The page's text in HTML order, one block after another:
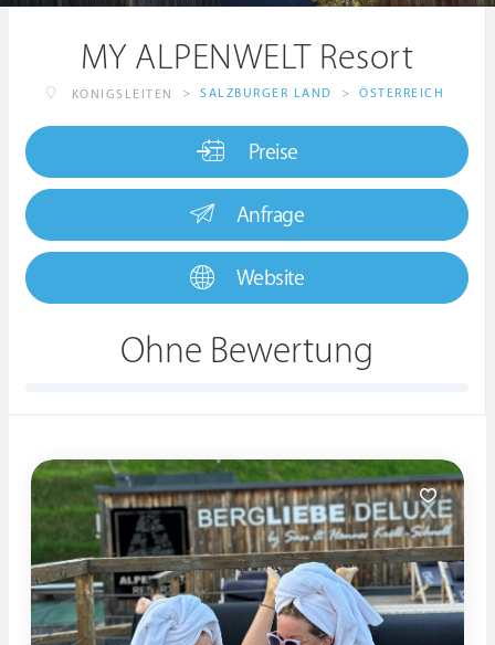
MY ALPENWELT Resort
KÖNIGSLEITEN > SALZBURGER LAND > ÖSTERREICH
Preise
Anfrage
Website
Ohne Bewertung